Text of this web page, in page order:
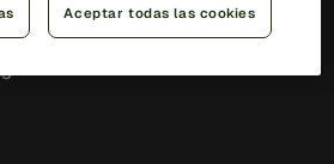
Aceptar todas las cookies